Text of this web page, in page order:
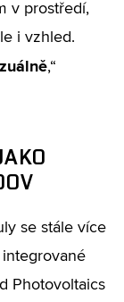
v prostředí,
i vzhled.
,“
se stále více
Photovoltaics